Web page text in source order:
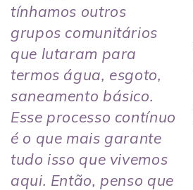
tínhamos outros
grupos comunitários
que lutaram para
termos água, esgoto,
saneamento básico.
Esse processo contínuo
é o que mais garante
tudo isso que vivemos
aqui. Então, penso que